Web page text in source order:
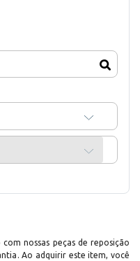
nossas peças de reposição
Ao adquirir este item, você